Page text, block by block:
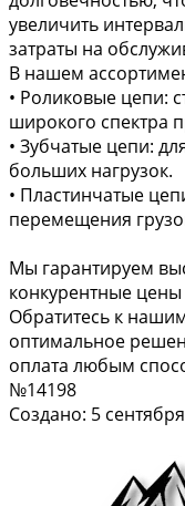
увеличить
затраты на
В нашем
• Роликовые цепи:
широкого спектра
• Зубчатые цепи:
больших нагрузок.
• Пластинчатые
перемещения
Мы гарантируем
конкурентные
Обратитесь к
оптимальное
оплата любым
№14198
Создано: 5